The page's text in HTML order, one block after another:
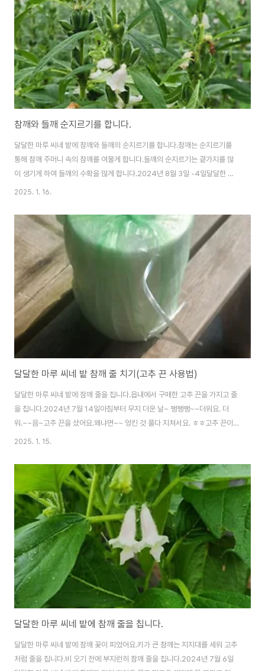
침 7시 30분에 오늘 사용 여부를 확인하세요. 그리고 아침 8시 땡~ 열자마자
기계들을 트럭에 싣고 나타..
참깨와 들깨 순지르기를 합니다.
달달한 마루 씨네 밭에 참깨와 들깨의 순지르기를 합니다.참깨는 순지르기를
통해 참깨 주머니 속의 참깨를 여물게 합니다.들꺠의 순지르기는 곁가지를 많
이 생기게 하여 들깨의 수확을 많게 합니다.2024년 8월 3일 -4일​달달한 마
루 씨네 밭에 참깨와 들깨가 자라고 있어요. 이제 참깨는 그만 크고 열매를 통통
라 줍니다.옆에서 가지를 더 많이 올리라고 위에 순을 잘라 줍니다.이번 주 할
일입니다.소소하게 여주와 수세미, 오크라, 가지, 토마토 수확하기그리고 숨어
있는 호박과 오이 찾기 ??​비가 잦았던 긴 장마가 끝나고오이와 토마토는 힘을
잃었어요.토마토 몇 개만 살고 모두 시들시들해요. 오이는 호박의 기세에 밀려
서 어디에 있을까요..
2025. 1. 16.
달달한 마루 씨네 밭 참깨 줄 치기(고추 끈 사용법)
달달한 마루 씨네 밭에 참깨 줄을 칩니다.읍내에서 구매한 고추 끈을 가지고 줄
을 칩니다.2024년 7월 14일아침부터 무지 더운 날~ 쨍쨍쨍~~더워요. 더
워.~~음~고추 끈을 샀어요.왜냐면~~ 엉킨 것 풀다 지쳐서요. ㅎㅎ고추 끈이
자꾸 엉키고 새로 사서 다시 엉키고~ 이걸 반복하다 보니 커다란 봉다리 안이
을 풀기 싫어서 계속 잘라서 사용하니 끊어진 줄이 많아요.계속 끈을 이어주어
야 하는데~~더운데 지쳐요. 지쳐..그래서요. 다시 구매합니다.읍내로 가서 고
추 끈을 샀어요.우선 작은 사이즈로 구매했어요.엉키더라도 ..작은 것이 좋을 것
같아 작은 사이즈로 구매했어요.사장님 주의사항 : 위로 붙어 있는 끈을 살살 풀
어서 사용하면 ..
2025. 1. 15.
달달한 마루 씨네 밭에 참깨 줄을 칩니다.
달달한 마루 씨네 밭에 참깨 꽃이 피었어요.키가 큰 참깨는 지지대를 세워 고추
처럼 줄을 칩니다.비 오기 전에 부지런히 참깨 줄을 칩니다.2024년 7월 6일